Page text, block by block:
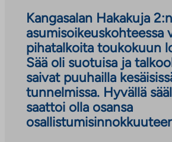
Kangasalan Hakakuja 2:n
asumisoikeuskohteessa
pihatalkoita toukokuun
Sää oli suotuisa ja
saivat puuhailla
tunnelmissa. Hyvällä
saattoi olla osansa